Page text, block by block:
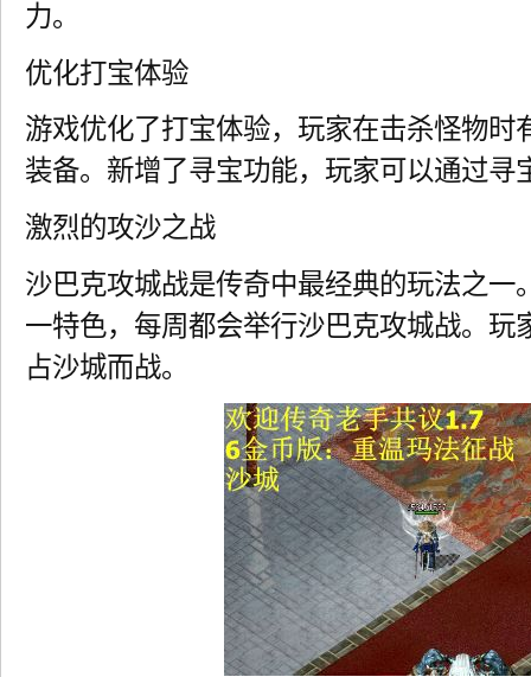
力。
优化打宝体验
游戏优化了打宝体验，玩家在击杀怪物时
装备。新增了寻宝功能，玩家可以通过寻
激烈的攻沙之战
沙巴克攻城战是传奇中最经典的玩法之一
一特色，每周都会举行沙巴克攻城战。玩
占沙城而战。